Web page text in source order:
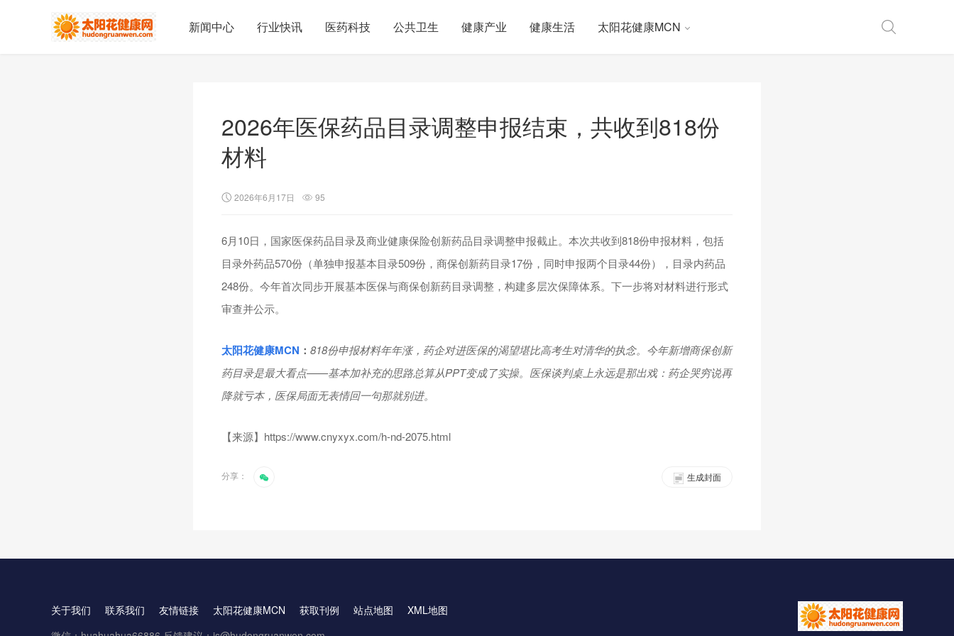
新闻中心 行业快讯 医药科技 公共卫生 健康产业 健康生活 太阳花健康MCN
2026年医保药品目录调整申报结束，共收到818份
材料
2026年6月17日 95
6月10日，国家医保药品目录及商业健康保险创新药品目录调整申报截止。本次共收到818份申报材料，包括
目录外药品570份（单独申报基本目录509份，商保创新药目录17份，同时申报两个目录44份），目录内药品
248份。今年首次同步开展基本医保与商保创新药目录调整，构建多层次保障体系。下一步将对材料进行形式
审查并公示。
太阳花健康MCN ： 818份申报材料年年涨，药企对进医保的渴望堪比高考生对清华的执念。今年新增商保创新
药目录是最大看点——基本加补充的思路总算从PPT变成了实操。医保谈判桌上永远是那出戏：药企哭穷说再
降就亏本，医保局面无表情回一句那就别进。
【来源】https://www.cnyxyx.com/h-nd-2075.html
分享： 生成封面
关于我们 联系我们 友情链接 太阳花健康MCN 获取刊例 站点地图
XML地图